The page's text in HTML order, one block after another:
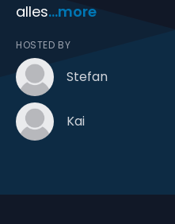
alles...more
HOSTED BY
Stefan
Kai